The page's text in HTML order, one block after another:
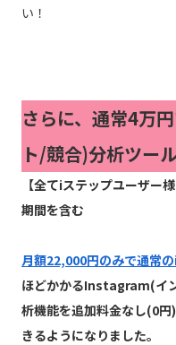
い！
さらに、通常4万
ト/競合)分析ツー
【全てiステップユーザー
期間を含む
月額22,000円のみで通常
ほどかかるInstagram(イ
析機能を追加料金なし(0
きるようになりました。